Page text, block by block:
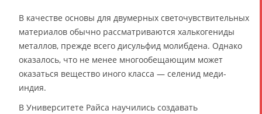
В качестве основы для двумерных светочувствительных
материалов обычно рассматриваются халькогениды
металлов, прежде всего дисульфид молибдена. Однако
оказалось, что не менее многообещающим может
оказаться вещество иного класса — селенид меди-
индия.
В Университете Райса научились создавать